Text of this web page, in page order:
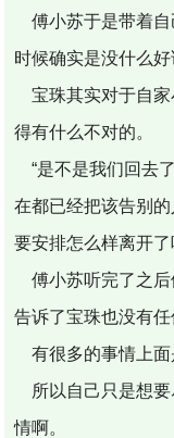
傅小苏于是带着自
时候确实是没什么好
宝珠其实对于自家
得有什么不对的。
“是不是我们回去
在都已经把该告别
要安排怎么样离开了
傅小苏听完了之后
告诉了宝珠也没有任
有很多的事情上面
所以自己只是想要
情啊。